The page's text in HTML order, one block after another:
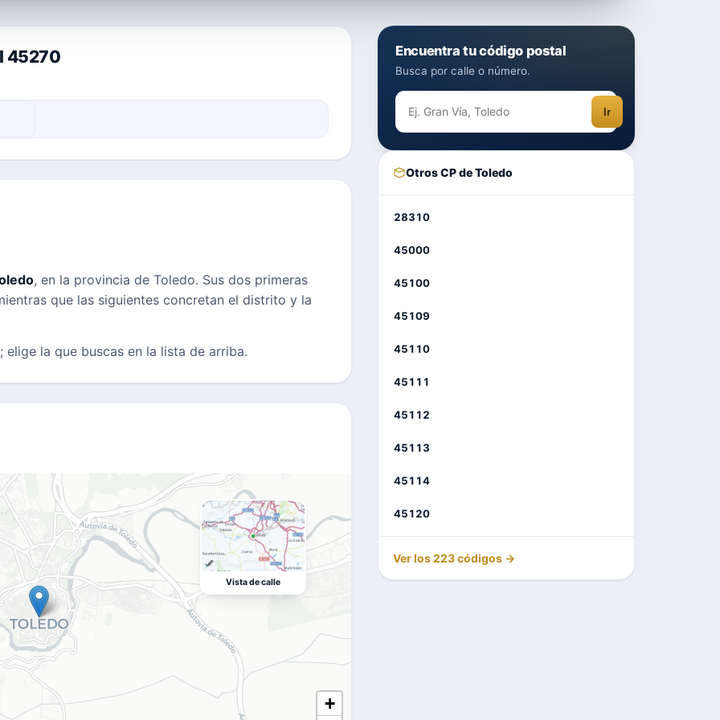
45270
, en la provincia de Toledo. Sus dos primeras
que las siguientes concretan el distrito y la
la que buscas en la lista de arriba.
+
Vista de calle
Encuentra tu código postal
Busca por calle o número.
Ir
Otros CP de Toledo
28310
45000
45100
45109
45110
45111
45112
45113
45114
45120
Ver los 223 códigos →